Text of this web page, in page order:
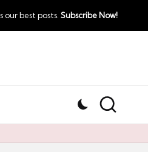
our best posts. Subscribe Now!